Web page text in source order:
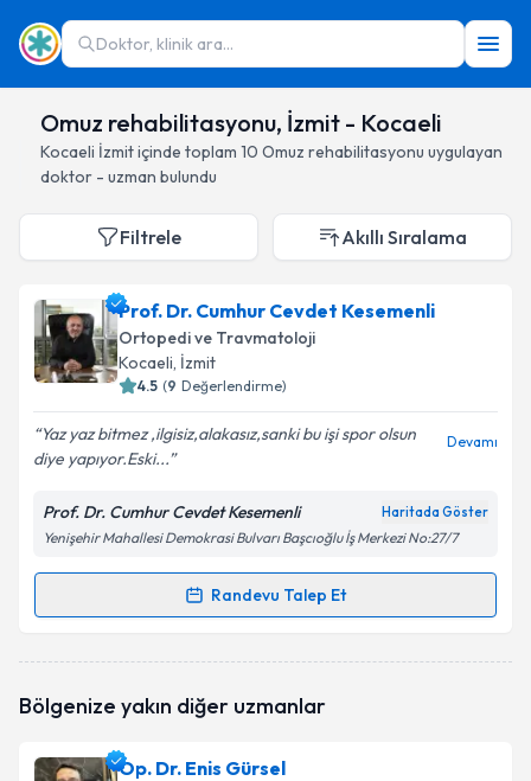
Doktor, klinik ara...
Omuz rehabilitasyonu, İzmit - Kocaeli
Kocaeli İzmitiçinde toplam 10 Omuz rehabilitasyonu uygulayan
doktor - uzman bulundu
Filtrele Akıllı Sıralama
Prof. Dr. Cumhur Cevdet Kesemenli
Ortopedi ve Travmatoloji
Kocaeli, İzmit
4.5 (9 Değerlendirme)
Yaz yaz bitmez ,ilgisiz,alakasız,sanki bu işi spor olsun
diye yapıyor.Eski...
Devamı
Prof. Dr. Cumhur Cevdet Kesemenli Haritada Göster
Yenişehir Mahallesi Demokrasi Bulvarı Başcıoğlu İş Merkezi No:27/7
Randevu Talep Et
Randevu Takvimi Talebi
takvimi talebi oluşturun. Size bu uzmandan randevu
bilgilendireceğiz.
Bölgenize yakın diğer uzmanlar
Op. Dr. Enis Gürsel